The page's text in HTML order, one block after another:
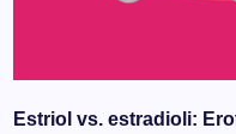
Estriol vs. estradioli: